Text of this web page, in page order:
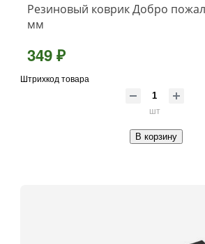
Резиновый коврик Добро
мм
349 ₽
Штрихкод товара
шт
В корзину